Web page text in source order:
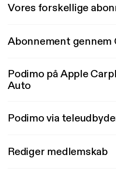
Vores forskellige
Abonnement gennem
Podimo på Apple
Auto
Podimo via
Rediger medlemskab